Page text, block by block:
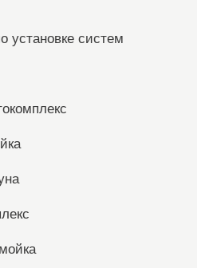
установке систем